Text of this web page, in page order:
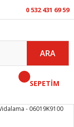
0 532 431 69 59
ARA
SEPETİM